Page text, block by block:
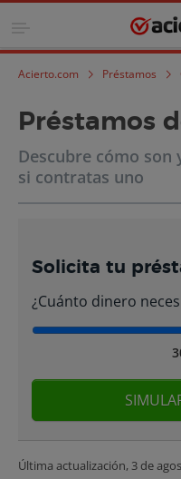
Acierto.com Préstamos
Préstamos
Descubre cómo
si contratas uno
Solicita tu
¿Cuánto dinero
Última actualización, 3 de